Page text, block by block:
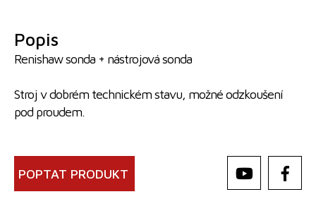
Popis
Renishaw sonda + nástrojová sonda
Stroj v dobrém technickém stavu, možné odzkoušení
pod proudem.
POPTAT PRODUKT